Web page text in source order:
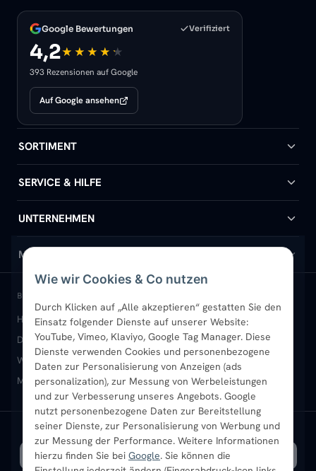
Wie wir Cookies & Co nutzen
Durch Klicken auf „Alle akzeptieren“ gestatten Sie den
Einsatz folgender Dienste auf unserer Website:
YouTube, Vimeo, Klaviyo, Google Tag Manager. Diese
Dienste verwenden Cookies und personenbezogene
Daten zur Personalisierung von Anzeigen (ads
personalization), zur Messung von Werbeleistungen
und zur Verbesserung unseres Angebots. Google
nutzt personenbezogene Daten zur Bereitstellung
seiner Dienste, zur Personalisierung von Werbung und
zur Messung der Performance. Weitere Informationen
hierzu finden Sie bei Google. Sie können die
Google Bewertungen Verifiziert
4,2
393 Rezensionen auf Google
Auf Google ansehen
SORTIMENT
Badheizkörper
Handtuchheizkörper
Design-Heizkörper
Paneelheizkörper
Vertikal-Heizkörper
Heizkörper-Zubehör
SERVICE & HILFE
Hilfe & Kontakt
Versand & Lieferung
Rückgabe & Widerruf
Garantie & Gewährleistung
Montageservice vor Ort
Sendung verfolgen
UNTERNEHMEN
Wir über uns
Standort & Abholung Jüchen
B2B-Kunden
Karriere
Ratgeber
Bestpreisgarantie
MEIN KONTO
Anmelden / Mein Konto
Merkliste
Newsletter
Aktuelle Angebote
BELIEBTE KATEGORIEN
Heizkörper kaufenBadheizkörperHandtuchheizkörper
Design-HeizkörperPaneelheizkörperVertikal-Heizkörper
Wandheizkörper Wohnraum-Heizkörper Badheizkörper Schwarz
Mischbetrieb-HeizkörperHeizkörper-ZubehörAktuelle Angebote
SICHERE ZAHLUNG VERSAND MIT